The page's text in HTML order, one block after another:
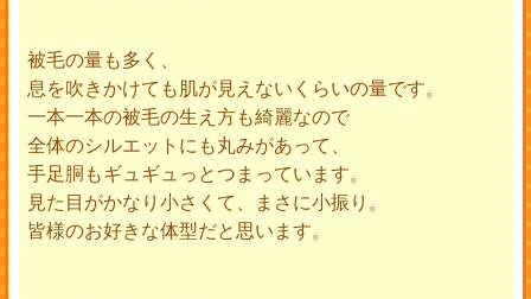
被毛の量も多く、
息を吹きかけても肌が見えないくらいの量です。
一本一本の被毛の生え方も綺麗なので
全体のシルエットにも丸みがあって、
手足胴もギュギュっとつまっています。
見た目がかなり小さくて、まさに小振り。
皆様のお好きな体型だと思います。